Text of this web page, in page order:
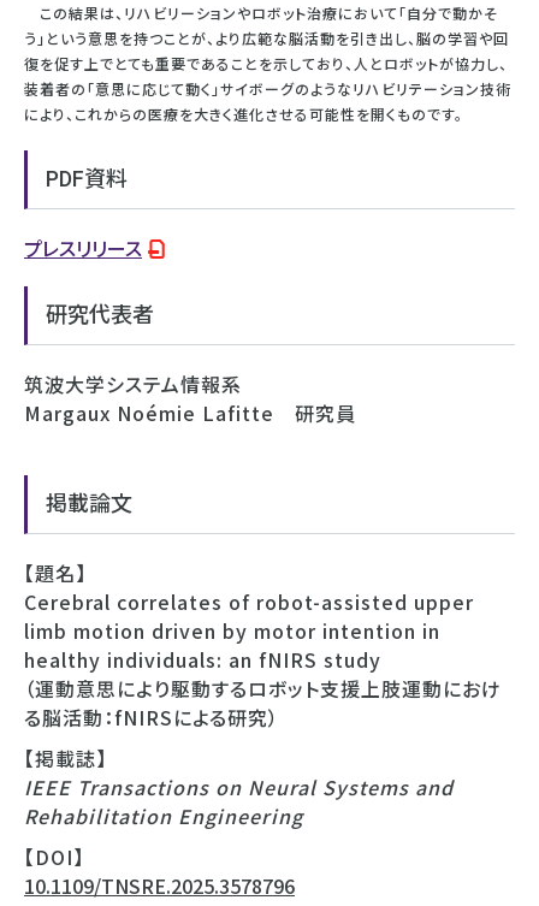
この結果は、リハビリーションやロボット治療において「自分で動かそ
う」という意思を持つことが、より広範な脳活動を引き出し、脳の学習や回
復を促す上でとても重要であることを示しており、人とロボットが協力し、
装着者の「意思に応じて動く」サイボーグのようなリハビリテーション技術
により、これからの医療を大きく進化させる可能性を開くものです。
PDF資料
プレスリリース
研究代表者
筑波大学システム情報系
Margaux Noémie Lafitte 研究員
掲載論文
【題名】
Cerebral correlates of robot-assisted upper
limb motion driven by motor intention in
healthy individuals: an fNIRS study
（運動意思により駆動するロボット支援上肢運動におけ
る脳活動：fNIRSによる研究）
【掲載誌】
IEEE Transactions on Neural Systems and
Rehabilitation Engineering
【DOI】
10.1109/TNSRE.2025.3578796